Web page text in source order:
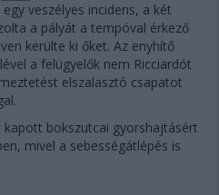
veszélyes incidens, a két
a pályát a tempóval érkező
kerülte ki őket. Az enyhítő
a felügyelők nem Ricciardót
elszalasztó csapatot
kapott bokszutcai gyorshajtásért
mivel a sebességátlépés is